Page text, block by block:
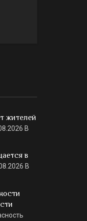
жителей
В
в
В